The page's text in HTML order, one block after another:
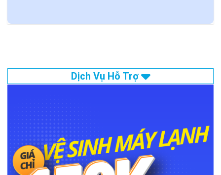
Dịch Vụ Hỗ Trợ